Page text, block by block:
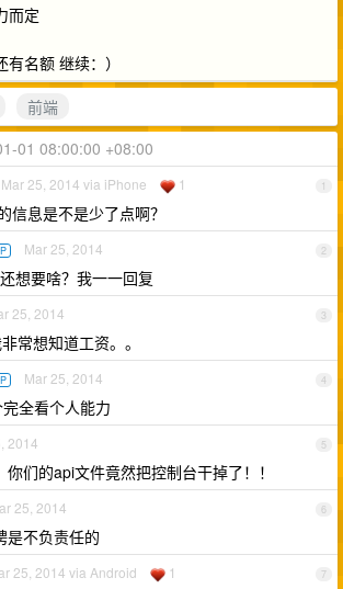
而定
名额 继续：）
前端
01 08:00:00 +08:00
1
Mar 25, 2014 via iPhone 1
息是不是少了点啊？
2
Mar 25, 2014
想要啥？我一一回复
3
25, 2014
常想知道工资。。
4
Mar 25, 2014
全看个人能力
5
2014
们的api文件竟然把控制台干掉了！！
6
25, 2014
是不负责任的
7
25, 2014 via Android 1